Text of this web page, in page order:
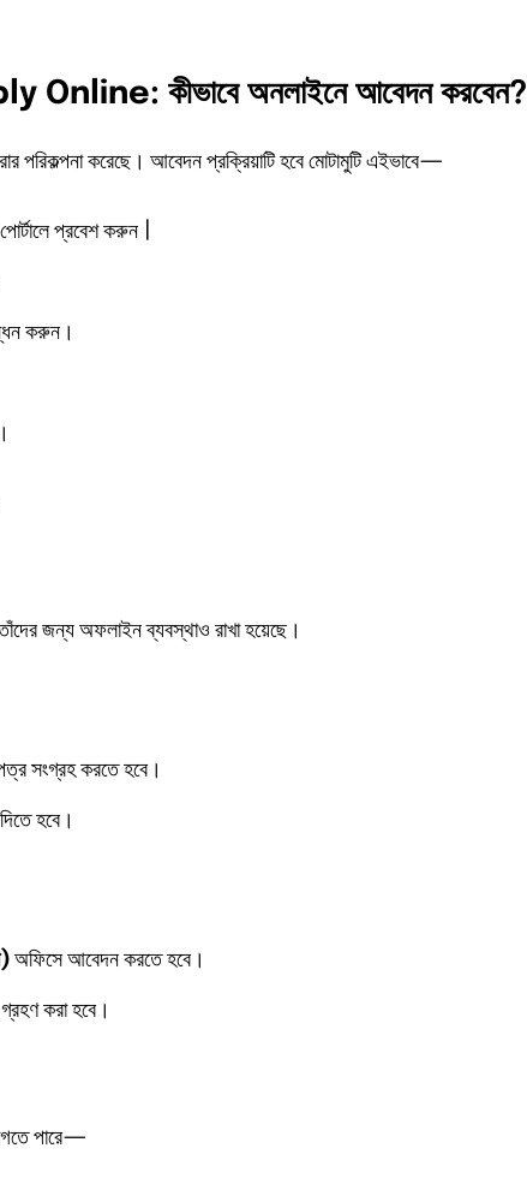
Online: কীভাবেঅনলাইনেআবেদনকরবেন?
পরিকল্পনা করেছে। আবেদন প্রক্রিয়াটি হবে মোটামুটি এইভাবে—
প্রবেশ করুন |
করুন।
জন্য অফলাইন ব্যবস্থাও রাখা হয়েছে।
সংগ্রহ করতে হবে।
হবে।
অফিসে আবেদন করতে হবে।
করা হবে।
পারে—